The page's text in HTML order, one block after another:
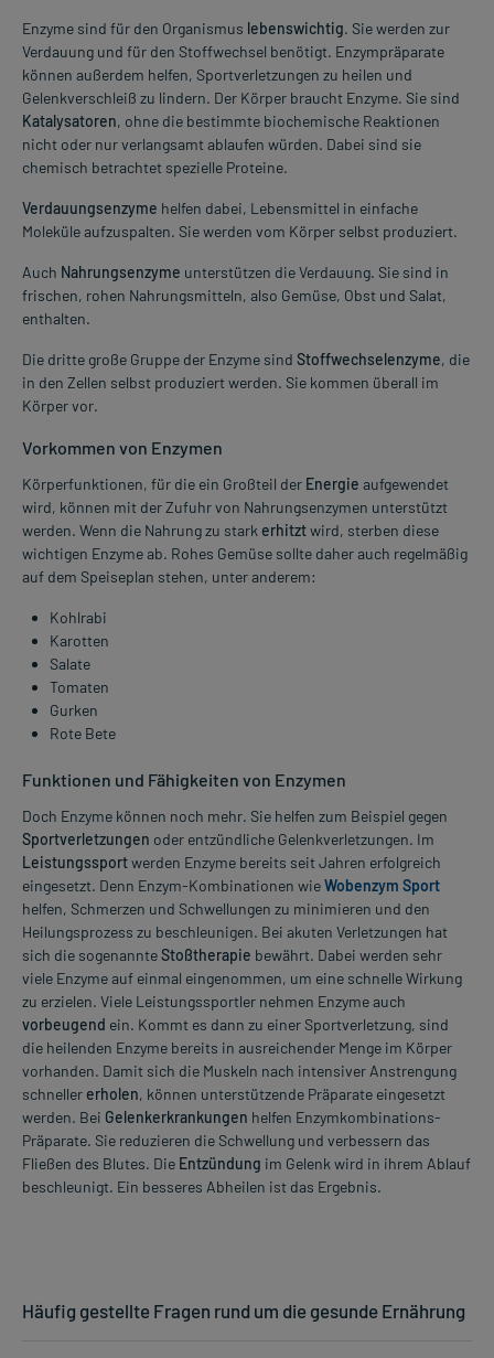
Enzyme sind für den Organismus lebenswichtig. Sie werden zur
Verdauung und für den Stoffwechsel benötigt. Enzympräparate
können außerdem helfen, Sportverletzungen zu heilen und
Gelenkverschleiß zu lindern. Der Körper braucht Enzyme. Sie sind
Katalysatoren, ohne die bestimmte biochemische Reaktionen
nicht oder nur verlangsamt ablaufen würden. Dabei sind sie
chemisch betrachtet spezielle Proteine.
Verdauungsenzyme helfen dabei, Lebensmittel in einfache
Moleküle aufzuspalten. Sie werden vom Körper selbst produziert.
Auch Nahrungsenzyme unterstützen die Verdauung. Sie sind in
frischen, rohen Nahrungsmitteln, also Gemüse, Obst und Salat,
enthalten.
Die dritte große Gruppe der Enzyme sind Stoffwechselenzyme, die
in den Zellen selbst produziert werden. Sie kommen überall im
Körper vor.
Vorkommen von Enzymen
Körperfunktionen, für die ein Großteil der Energie aufgewendet
wird, können mit der Zufuhr von Nahrungsenzymen unterstützt
werden. Wenn die Nahrung zu stark erhitztwird, sterben diese
wichtigen Enzyme ab. Rohes Gemüse sollte daher auch regelmäßig
auf dem Speiseplan stehen, unter anderem:
Kohlrabi
Karotten
Salate
Tomaten
Gurken
Rote Bete
Funktionen und Fähigkeiten von Enzymen
Doch Enzyme können noch mehr. Sie helfen zum Beispiel gegen
Sportverletzungen oder entzündliche Gelenkverletzungen. Im
Leistungssportwerden Enzyme bereits seit Jahren erfolgreich
eingesetzt. Denn Enzym-Kombinationen wieWobenzym Sport
helfen, Schmerzen und Schwellungen zu minimieren und den
Heilungsprozess zu beschleunigen. Bei akuten Verletzungen hat
sich die sogenannteStoßtherapie bewährt. Dabei werden sehr
viele Enzyme auf einmal eingenommen, um eine schnelle Wirkung
zu erzielen. Viele Leistungssportler nehmen Enzyme auch
vorbeugend ein. Kommt es dann zu einer Sportverletzung, sind
die heilenden Enzyme bereits in ausreichender Menge im Körper
vorhanden. Damit sich die Muskeln nach intensiver Anstrengung
schnellererholen, können unterstützende Präparate eingesetzt
werden. Bei Gelenkerkrankungen helfen Enzymkombinations-
Präparate. Sie reduzieren die Schwellung und verbessern das
Fließen des Blutes. Die Entzündung im Gelenk wird in ihrem Ablauf
beschleunigt. Ein besseres Abheilen ist das Ergebnis.
Häufig gestellte Fragen rund um die gesunde Ernährung